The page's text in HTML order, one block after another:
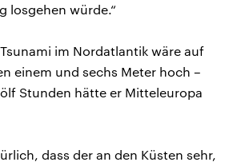
losgehen würde.“
im Nordatlantik wäre auf
einem und sechs Meter hoch –
Stunden hätte er Mitteleuropa
dass der an den Küsten sehr,